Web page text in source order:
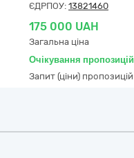
ЄДРПОУ: 13821460
175 000 UAH
Загальна ціна
Очікування пропозицій
Запит (ціни) пропозицій